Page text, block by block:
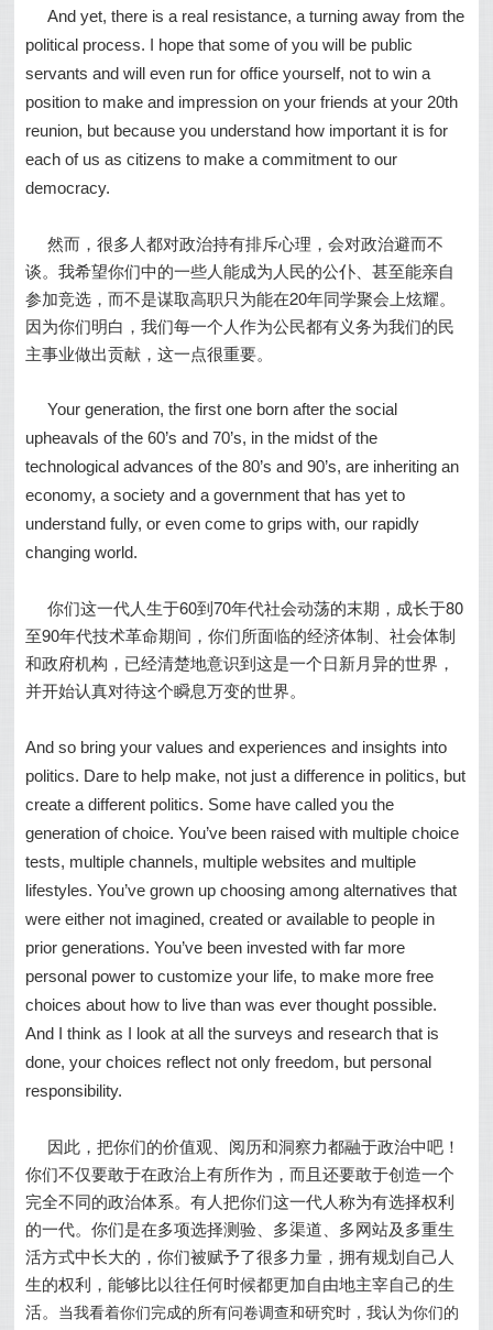
And yet, there is a real resistance, a turning away from the
political process. I hope that some of you will be public
servants and will even run for office yourself, not to win a
position to make and impression on your friends at your 20th
reunion, but because you understand how important it is for
each of us as citizens to make a commitment to our
democracy.
然而，很多人都对政治持有排斥心理，会对政治避而不
谈。我希望你们中的一些人能成为人民的公仆、甚至能亲自
参加竞选，而不是谋取高职只为能在20年同学聚会上炫耀。
因为你们明白，我们每一个人作为公民都有义务为我们的民
主事业做出贡献，这一点很重要。
Your generation, the first one born after the social
upheavals of the 60’s and 70’s, in the midst of the
technological advances of the 80’s and 90’s, are inheriting an
economy, a society and a government that has yet to
understand fully, or even come to grips with, our rapidly
changing world.
你们这一代人生于60到70年代社会动荡的末期，成长于80
至90年代技术革命期间，你们所面临的经济体制、社会体制
和政府机构，已经清楚地意识到这是一个日新月异的世界，
并开始认真对待这个瞬息万变的世界。
And so bring your values and experiences and insights into
politics. Dare to help make, not just a difference in politics, but
create a different politics. Some have called you the
generation of choice. You’ve been raised with multiple choice
tests, multiple channels, multiple websites and multiple
lifestyles. You’ve grown up choosing among alternatives that
were either not imagined, created or available to people in
prior generations. You’ve been invested with far more
personal power to customize your life, to make more free
choices about how to live than was ever thought possible.
And I think as I look at all the surveys and research that is
done, your choices reflect not only freedom, but personal
responsibility.
因此，把你们的价值观、阅历和洞察力都融于政治中吧！
你们不仅要敢于在政治上有所作为，而且还要敢于创造一个
完全不同的政治体系。有人把你们这一代人称为有选择权利
的一代。你们是在多项选择测验、多渠道、多网站及多重生
活方式中长大的，你们被赋予了很多力量，拥有规划自己人
生的权利，能够比以往任何时候都更加自由地主宰自己的生
活。 当我看着你们完成的所有问卷调查和研究时，我认为你们的